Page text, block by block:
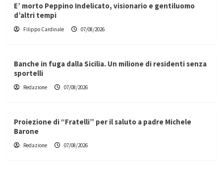
E’ morto Peppino Indelicato, visionario e gentiluomo
d’altri tempi
Filippo Cardinale 07/08/2026
Banche in fuga dalla Sicilia. Un milione di residenti senza
sportelli
Redazione 07/08/2026
Proiezione di “Fratelli” per il saluto a padre Michele
Barone
Redazione 07/08/2026